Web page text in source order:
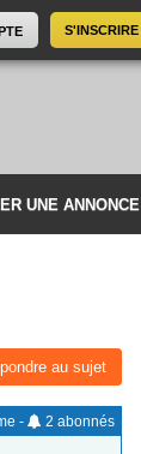
S'INSCRIRE
UNE ANNONCE
au sujet
- 2 abonnés